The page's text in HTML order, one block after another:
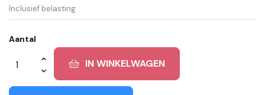
Inclusief belasting
Aantal
IN WINKELWAGEN